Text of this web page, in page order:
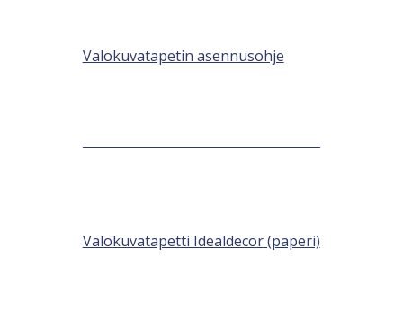
Valokuvatapetin asennusohje
Valokuvatapetti Idealdecor (paperi)